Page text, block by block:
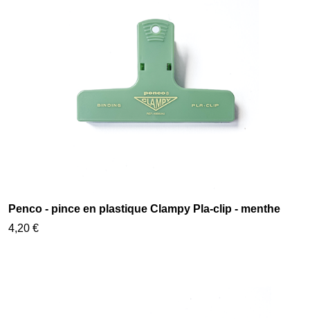
Penco - pince en plastique Clampy Pla-clip - menthe
4,20 €